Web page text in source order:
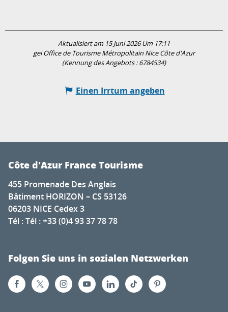
Aktualisiert am 15 Juni 2026 Um 17:11
gei Office de Tourisme Métropolitain Nice Côte d'Azur
(Kennung des Angebots :6784534)
Einen Irrtum angeben
Côte d'Azur France Tourisme
455 Promenade Des Anglais
Bâtiment HORIZON – CS 53126
06203 NICE Cedex 3
Tél : Tél : +33 (0)4 93 37 78 78
Folgen Sie uns in sozialen Netzwerken